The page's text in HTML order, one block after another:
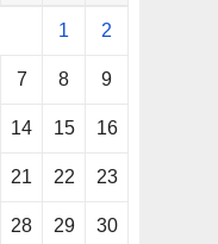
1 2
7 8 9
14 15 16
21 22 23
28 29 30